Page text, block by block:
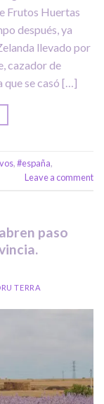
Frutos Huertas
después, ya
llevado por
cazador de
que se casó […]
,#españa,
Leave a comment
paso
TERRA